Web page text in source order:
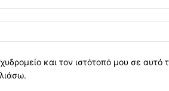
και τον ιστότοπό μου σε αυτό